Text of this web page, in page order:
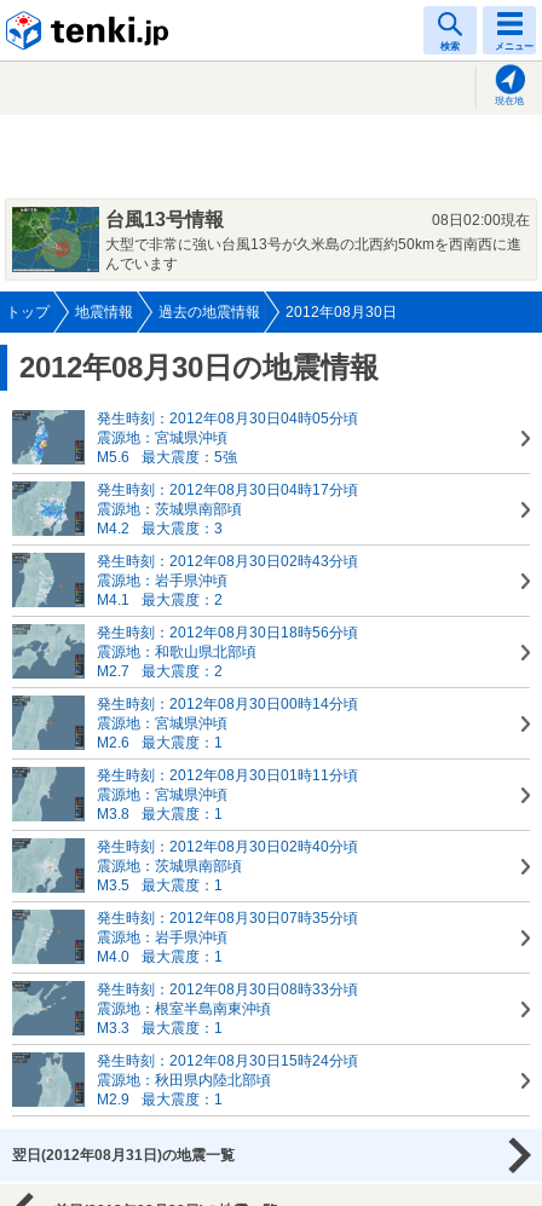
検索 メニュー
現在地
台風13号情報
08日02:00現在
大型で非常に強い台風13号が久米島の北西約50kmを西南西に進
んでいます
トップ 地震情報 過去の地震情報 2012年08月30日
2012年08月30日の地震情報
発生時刻：2012年08月30日04時05分頃
震源地：宮城県沖頃
M5.6
最大震度：5強
発生時刻：2012年08月30日04時17分頃
震源地：茨城県南部頃
M4.2
最大震度：3
発生時刻：2012年08月30日02時43分頃
震源地：岩手県沖頃
M4.1
最大震度：2
発生時刻：2012年08月30日18時56分頃
震源地：和歌山県北部頃
M2.7
最大震度：2
発生時刻：2012年08月30日00時14分頃
震源地：宮城県沖頃
M2.6
最大震度：1
発生時刻：2012年08月30日01時11分頃
震源地：宮城県沖頃
M3.8
最大震度：1
発生時刻：2012年08月30日02時40分頃
震源地：茨城県南部頃
M3.5
最大震度：1
発生時刻：2012年08月30日07時35分頃
震源地：岩手県沖頃
M4.0
最大震度：1
発生時刻：2012年08月30日08時33分頃
震源地：根室半島南東沖頃
M3.3
最大震度：1
発生時刻：2012年08月30日15時24分頃
震源地：秋田県内陸北部頃
M2.9
最大震度：1
翌日(2012年08月31日)の地震一覧